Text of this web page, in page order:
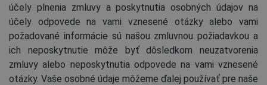
účely plnenia zmluvy a poskytnutia osobných údajov na
účely odpovede na vami vznesené otázky alebo vami
požadované informácie sú našou zmluvnou požiadavkou a
ich neposkytnutie môže byť dôsledkom neuzatvorenia
zmluvy alebo neposkytnutia odpovede na vami vznesené
otázky. Vaše osobné údaje môžeme ďalej používať pre naše